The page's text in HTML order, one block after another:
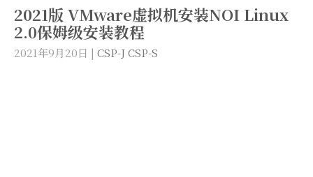
2021版 VMware虚拟机安装NOI Linux
2.0保姆级安装教程
2021年9月20日 | CSP-JCSP-S